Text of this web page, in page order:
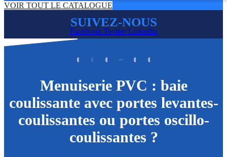
VOIR TOUT LE CATALOGUE
SUIVEZ-NOUS
Facebook Twitter Linkedin
Menuiserie PVC : baie
coulissante avec portes levantes-
coulissantes ou portes oscillo-
coulissantes ?